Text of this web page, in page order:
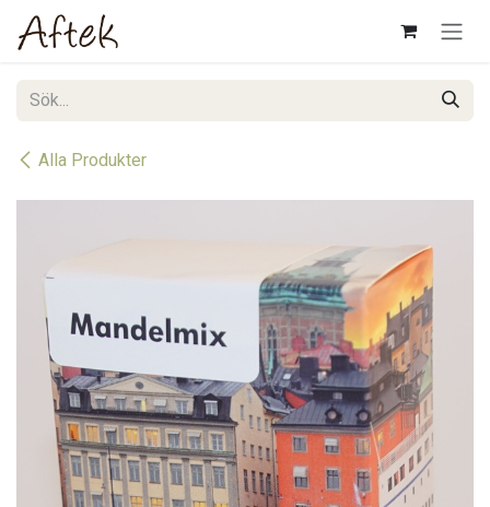
Hoppa till innehåll
Alla Produkter